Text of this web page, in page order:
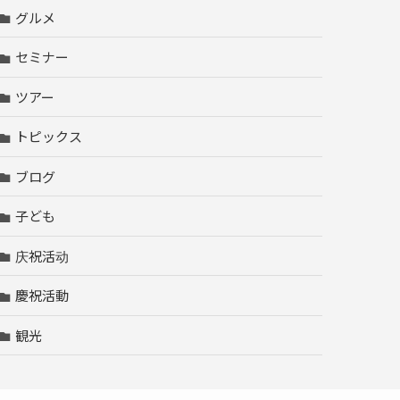
グルメ
セミナー
ツアー
トピックス
ブログ
子ども
庆祝活动
慶祝活動
観光